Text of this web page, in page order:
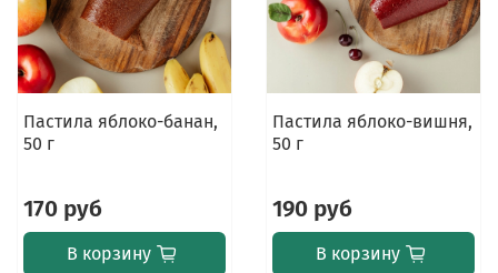
Пастила яблоко-банан,
50 г
170 руб
В корзину
Пастила яблоко-вишня,
50 г
190 руб
В корзину